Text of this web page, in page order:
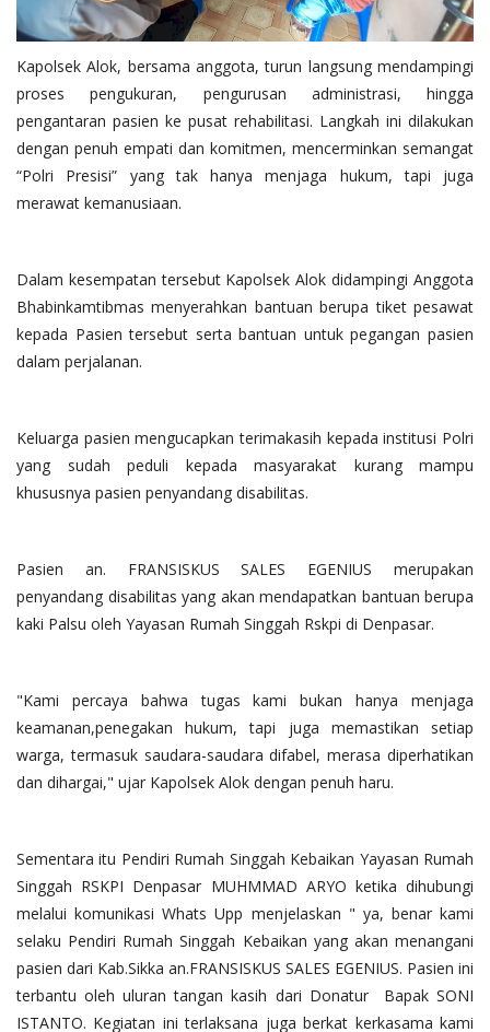
Kapolsek Alok, bersama anggota, turun langsung mendampingi
proses pengukuran, pengurusan administrasi, hingga
pengantaran pasien ke pusat rehabilitasi. Langkah ini dilakukan
dengan penuh empati dan komitmen, mencerminkan semangat
“Polri Presisi” yang tak hanya menjaga hukum, tapi juga
merawat kemanusiaan.
Dalam kesempatan tersebut Kapolsek Alok didampingi Anggota
Bhabinkamtibmas menyerahkan bantuan berupa tiket pesawat
kepada Pasien tersebut serta bantuan untuk pegangan pasien
dalam perjalanan.
Keluarga pasien mengucapkan terimakasih kepada institusi Polri
yang sudah peduli kepada masyarakat kurang mampu
khususnya pasien penyandang disabilitas.
Pasien an. FRANSISKUS SALES EGENIUS merupakan
penyandang disabilitas yang akan mendapatkan bantuan berupa
kaki Palsu oleh Yayasan Rumah Singgah Rskpi di Denpasar.
"Kami percaya bahwa tugas kami bukan hanya menjaga
keamanan,penegakan hukum, tapi juga memastikan setiap
warga, termasuk saudara-saudara difabel, merasa diperhatikan
dan dihargai," ujar Kapolsek Alok dengan penuh haru.
Sementara itu Pendiri Rumah Singgah Kebaikan Yayasan Rumah
Singgah RSKPI Denpasar MUHMMAD ARYO ketika dihubungi
melalui komunikasi Whats Upp menjelaskan " ya, benar kami
selaku Pendiri Rumah Singgah Kebaikan yang akan menangani
pasien dari Kab.Sikka an.FRANSISKUS SALES EGENIUS. Pasien ini
terbantu oleh uluran tangan kasih dari Donatur Bapak SONI
ISTANTO. Kegiatan ini terlaksana juga berkat kerkasama kami